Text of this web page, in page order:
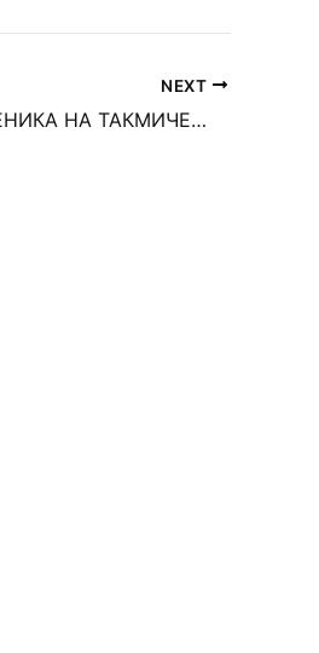
NEXT
УСПЕХ НАШИХ УЧЕНИКА НА ТАКМИЧЕЊИМА